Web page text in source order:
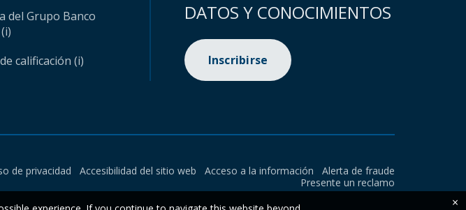
del Grupo Banco
calificación (i)
DATOS Y CONOCIMIENTOS
Inscribirse
de privacidad Accesibilidad del sitio web Acceso a la información
Alerta de fraude
Presente un reclamo
×